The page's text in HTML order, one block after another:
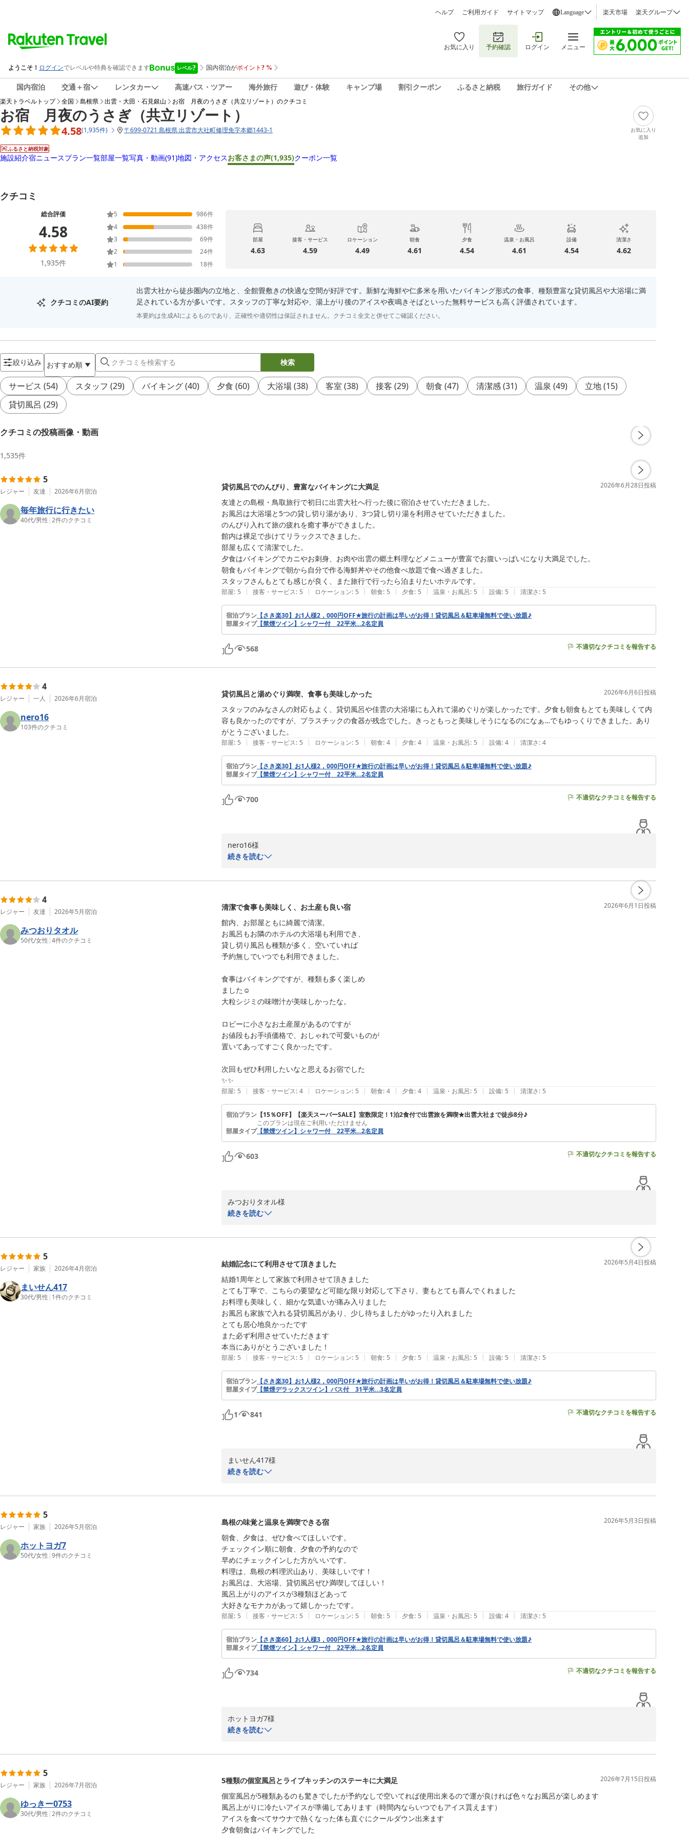
ヘルプ ご利用ガイド サイトマップ Language 楽天市場 楽天グループ
お気に入り 予約確認 ログイン メニュー
国内宿泊 交通＋宿 レンタカー 高速バス・ツアー 海外旅行 遊び・体験 キャンプ場 割引クーポン ふるさと納税 旅行ガイド その他
楽天トラベルトップ 全国 島根県 出雲・大田・石見銀山 お宿 月夜のうさぎ（共立リゾート） のクチコミ
お宿 月夜のうさぎ（共立リゾート）
4.58(1,935件) 〒699-0721 島根県 出雲市大社町修理免字本郷1443-1
ふるさと納税対象
お気に入り
追加
施設紹介宿ニュースプラン一覧部屋一覧写真・動画(91)地図・アクセスお客さまの声(1,935)クーポン一覧
クチコミ
総合評価
4.58
1,935件
5 986件
4
438件
3
69件
2
24件
1
18件
部屋
4.63
接客・サービス
4.59
ロケーション
4.49
朝食
4.61
夕食
4.54
温泉・お風呂
4.61
設備
4.54
清潔さ
4.62
クチコミのAI要約
出雲大社から徒歩圏内の立地と、全館畳敷きの快適な空間が好評です。新鮮な海鮮や仁多米を用いたバイキング形式の食事、種類豊富な貸切風呂や大浴場に満
足されている方が多いです。スタッフの丁寧な対応や、湯上がり後のアイスや夜鳴きそばといった無料サービスも高く評価されています。
本要約は生成AIによるものであり、正確性や適切性は保証されません。クチコミ全文と併せてご確認ください。
絞り込み おすすめ順 検索
サービス (54) スタッフ (29) バイキング(40) 夕食 (60) 大浴場(38) 客室 (38) 接客 (29) 朝食 (47) 清潔感(31) 温泉 (49) 立地(15)
貸切風呂 (29)
クチコミの投稿画像・動画
1,535件
5
レジャー 友達 2026年6月宿泊
毎年旅行に行きたい
40代/男性 |2件のクチコミ
貸切風呂でのんびり、豊富なバイキングに大満足 2026年6月28日投稿
友達との島根・鳥取旅行で初日に出雲大社へ行った後に宿泊させていただきました。
お風呂は大浴場と5つの貸し切り湯があり、3つ貸し切り湯を利用させていただきました。
のんびり入れて旅の疲れを癒す事ができました。
館内は裸足で歩けてリラックスできました。
部屋も広くて清潔でした。
夕食はバイキングでカニやお刺身、お肉や出雲の郷土料理などメニューが豊富でお腹いっぱいになり大満足でした。
朝食もバイキングで朝から自分で作る海鮮丼やその他食べ放題で食べ過ぎました。
スタッフさんもとても感じが良く、また旅行で行ったら泊まりたいホテルです。
部屋: 5 | 接客・サービス: 5 | ロケーション: 5 | 朝食: 5 | 夕食: 5 | 温泉・お風呂: 5 | 設備: 5 | 清潔さ: 5
宿泊プラン 【さき楽30】お1人様2，000円OFF★旅行の計画は早いがお得！貸切風呂＆駐車場無料で使い放題♪
部屋タイプ【禁煙ツイン】シャワー付 22平米…2名定員
568 不適切なクチコミを報告する
4
レジャー 一人 2026年6月宿泊
nero16
103件のクチコミ
貸切風呂と湯めぐり満喫、食事も美味しかった 2026年6月6日投稿
スタッフのみなさんの対応もよく、貸切風呂や佳雲の大浴場にも入れて湯めぐりが楽しかったです。夕食も朝食もとても美味しくて内
容も良かったのですが、プラスチックの食器が残念でした。きっともっと美味しそうになるのになぁ…でもゆっくりできました。あり
がとうございました。
部屋: 5 | 接客・サービス: 5 | ロケーション: 5 | 朝食: 4 | 夕食: 4 | 温泉・お風呂: 5 | 設備: 4 | 清潔さ: 4
宿泊プラン 【さき楽30】お1人様2，000円OFF★旅行の計画は早いがお得！貸切風呂＆駐車場無料で使い放題♪
部屋タイプ【禁煙ツイン】シャワー付 22平米…2名定員
700 不適切なクチコミを報告する
nero16様
この度は当館にご宿泊いただき誠にありがとうございます。
一方で食器がプラスチックで残念な思いをさせてしまい、申し訳ございません。
またのご来館を心よりお待ちしております。
お宿 月夜のうさぎ
料飲　西村
お宿 月夜のうさぎ（共立リゾート）
続きを読む
4
レジャー 友達 2026年5月宿泊
みつおりタオル
50代/女性 |4件のクチコミ
清潔で食事も美味しく、お土産も良い宿 2026年6月1日投稿
館内、お部屋ともに綺麗で清潔。
お風呂もお隣のホテルの大浴場も利用でき、
貸し切り風呂も種類が多く、空いていれば
予約無しでいつでも利用できました。
食事はバイキングですが、種類も多く楽しめ
ました☺️
大粒シジミの味噌汁が美味しかったな。
ロビーに小さなお土産屋があるのですが
お値段もお手頃価格で、おしゃれで可愛いものが
置いてあってすごく良かったです。
次回もぜひ利用したいなと思えるお宿でした
✨✨
部屋: 5 | 接客・サービス: 4 | ロケーション: 5 | 朝食: 4 | 夕食: 4 | 温泉・お風呂: 5 | 設備: 5 | 清潔さ: 5
宿泊プラン 【15％OFF】【楽天スーパーSALE】室数限定！1泊2食付で出雲旅を満喫★出雲大社まで徒歩8分♪
このプランは現在ご利用いただけません
部屋タイプ【禁煙ツイン】シャワー付 22平米…2名定員
603 不適切なクチコミを報告する
みつおりタオル様
またお忙しい中口コミのご投稿、重ねてお礼申し上げます。
館内やお部屋の清潔さ、バイキングや大粒シジミの味噌汁、ロビーのお土産をお褒めいただき、スタッフ一同大変光栄に存じま
す。
貸切風呂やお隣の大浴場もご満足いただけたご様子で何よりでございます。
今後も清掃やサービスの維持向上に努め、またのご来館を心よりお待ち申し上げております。
お宿　月夜のうさぎ
帳場　角
お宿 月夜のうさぎ（共立リゾート）
2026-06-08
続きを読む
5
レジャー 家族 2026年4月宿泊
まいせん417
30代/男性 | 1件のクチコミ
結婚記念にて利用させて頂きました 2026年5月4日投稿
結婚1周年として家族で利用させて頂きました
とても丁寧で、こちらの要望など可能な限り対応して下さり、妻もとても喜んでくれました
お料理も美味しく、細かな気遣いが痛み入りました
お風呂も家族で入れる貸切風呂があり、少し待ちましたがゆったり入れました
とても居心地良かったです
また必ず利用させていただきます
本当にありがとうございました！
部屋: 5 | 接客・サービス: 5 | ロケーション: 5 | 朝食: 5 | 夕食: 5 | 温泉・お風呂: 5 | 設備: 5 | 清潔さ: 5
宿泊プラン 【さき楽30】お1人様2，000円OFF★旅行の計画は早いがお得！貸切風呂＆駐車場無料で使い放題♪
部屋タイプ【禁煙デラックスツイン】バス付 31平米…3名定員
1 841 不適切なクチコミを報告する
まいせん417様
奥様にお喜びいただけたと伺い、大変嬉しく思います。
まいせん417様のまたのご来館を心よりお待ち申し上げております。
お宿　月夜のうさぎ　内田
お宿 月夜のうさぎ（共立リゾート）
2026-05-06
続きを読む
5
レジャー 家族 2026年5月宿泊
ホットヨガ7
50代/女性 |9件のクチコミ
島根の味覚と温泉を満喫できる宿 2026年5月3日投稿
朝食、夕食は、ぜひ食べてほしいです。
チェックイン順に朝食、夕食の予約なので
早めにチェックインした方がいいです。
料理は、島根の料理沢山あり、美味しいです！
お風呂は、大浴場、貸切風呂ぜひ満喫してほしい！
風呂上がりのアイスが3種類ほどあって
部屋: 5 | 接客・サービス: 5 | ロケーション: 5 | 朝食: 5 | 夕食: 5 | 温泉・お風呂: 5 | 設備: 4 | 清潔さ: 5
宿泊プラン 【さき楽60】お1人様3，000円OFF★旅行の計画は早いがお得！貸切風呂＆駐車場無料で使い放題♪
部屋タイプ【禁煙ツイン】シャワー付 22平米…2名定員
734 不適切なクチコミを報告する
ホットヨガ7様
この度はご宿泊いただき誠にありがとうございます。
チェックインのタイミングで朝夕のご案内状況に差が出る点につきましては、
今後とも地元の味とくつろぎの提供に努めてまいります。
またのご来館を心よりお待ち申し上げております。
お宿月夜のうさぎ　島林
お宿 月夜のうさぎ（共立リゾート）
2026-05-07
続きを読む
5
レジャー 家族 2026年7月宿泊
ゆっきー0753
30代/男性 |2件のクチコミ
5種類の個室風呂とライブキッチンのステーキに大満足 2026年7月15日投稿
個室風呂が5種類あるのも驚きでしたが予約なしで空いてれば使用出来るので運が良ければ色々なお風呂が楽しめます
風呂上がりに冷たいアイスが準備してあります（時間内ならいつでもアイス貰えます）
アイスを食べてサウナで熱くなった体も直ぐにクールダウン出来ます
夕食朝食はバイキングでした